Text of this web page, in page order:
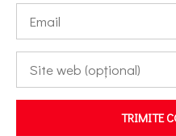
TRIMITE